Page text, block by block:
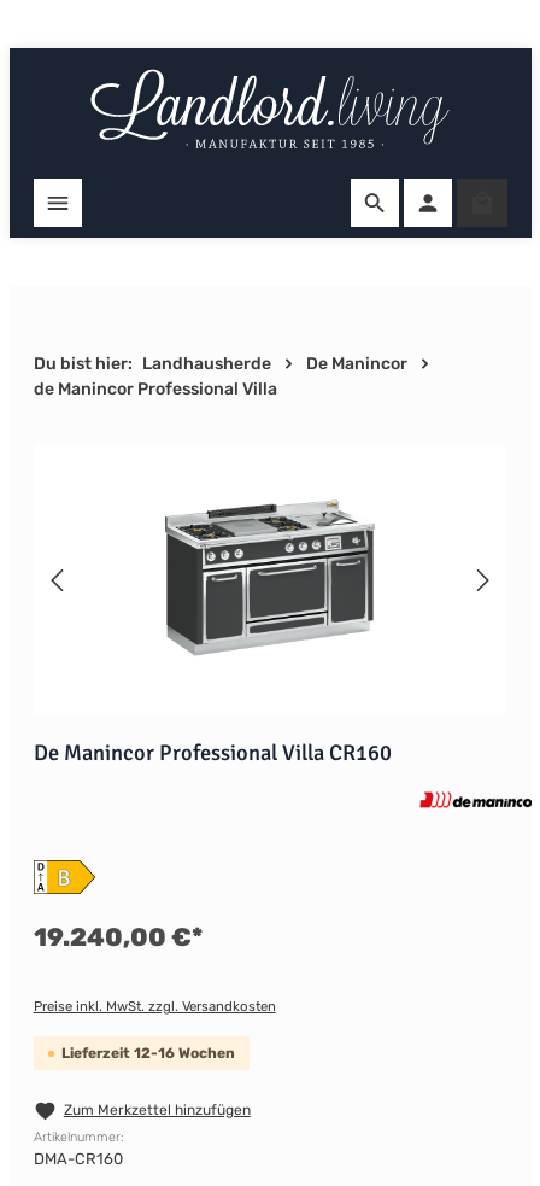
Du bist hier: Landhausherde
De Manincor
de Manincor Professional Villa
De Manincor Professional Villa CR160
19.240,00 €*
Preise inkl. MwSt. zzgl. Versandkosten
Lieferzeit 12-16 Wochen
Zum Merkzettel hinzufügen
Artikelnummer:
DMA-CR160